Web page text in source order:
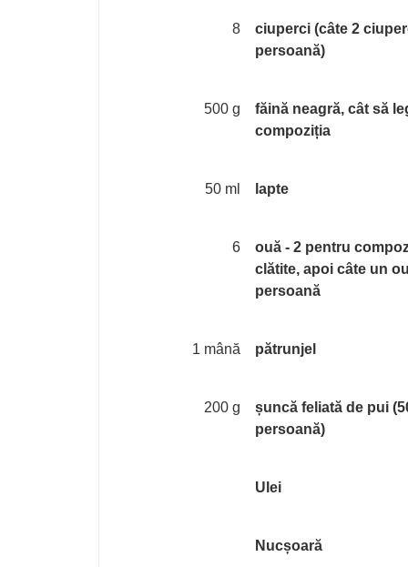
8
ciuperci (câte 2
persoană)
500 g
făină neagră, cât să
compoziția
50 ml lapte
6
ouă - 2 pentru
clătite, apoi câte un
persoană
1 mână pătrunjel
200 g
șuncă feliată de pui
persoană)
Ulei
Nucșoară